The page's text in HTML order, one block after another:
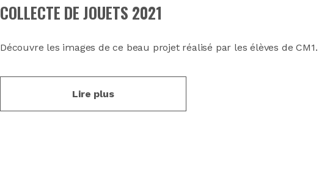
COLLECTE DE JOUETS 2021
Découvre les images de ce beau projet réalisé par les élèves de CM1.
Lire plus